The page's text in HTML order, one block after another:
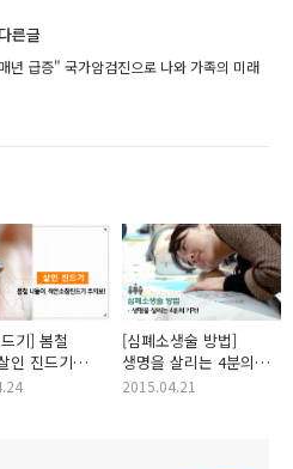
른글
년 급증" 국가암검진으로 나와 가족의 미래
기] 봄철
인 진드기
[심폐소생술 방법]
생명을 살리는 4분의
기적! 응급처치 방법,
2015.04.21